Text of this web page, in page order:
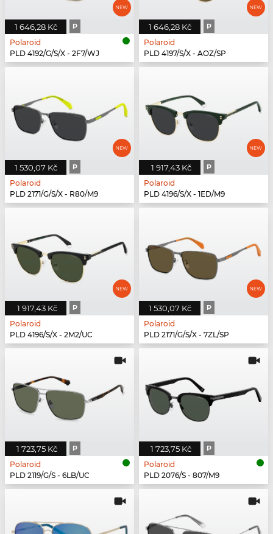
1 646,28 Kč P
Polaroid
PLD 4192/G/S/X - 2F7/WJ
1 646,28 Kč P
Polaroid
PLD 4197/S/X - AOZ/SP
1 530,07 Kč P
Polaroid
PLD 2171/G/S/X - R80/M9
1 917,43 Kč P
Polaroid
PLD 4196/S/X - 1ED/M9
1 917,43 Kč P
Polaroid
PLD 4196/S/X - 2M2/UC
1 530,07 Kč P
Polaroid
PLD 2171/G/S/X - 7ZL/SP
1 723,75 Kč P
Polaroid
PLD 2119/G/S - 6LB/UC
1 723,75 Kč P
Polaroid
PLD 2076/S - 807/M9